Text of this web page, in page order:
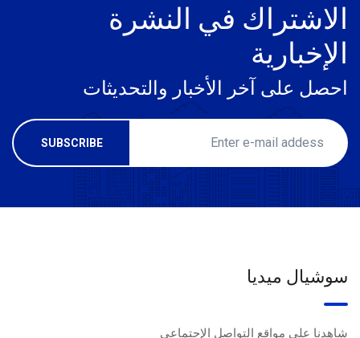
الاشتراك في النشرة
الإخبارية
احصل على آخر الأخبار والتحديثات
سوشيال ميديا
شاهدنا على مواقع التواصل الإجتماعى